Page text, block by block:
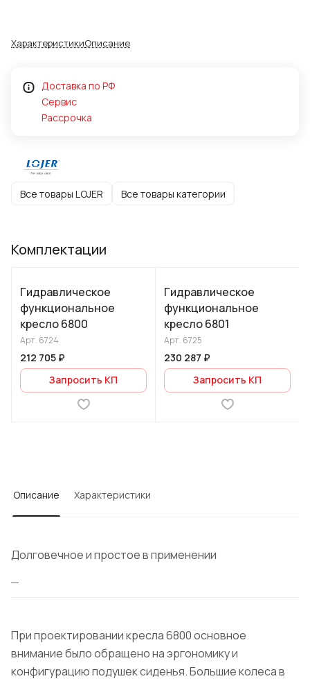
ХарактеристикиОписание
Доставка по РФ
Сервис
Рассрочка
Все товары LOJER Все товары категории
Комплектации
Гидравлическое
функциональное
кресло 6800
Арт. 6724
212 705 ₽
Запросить КП
Гидравлическое
функциональное
кресло 6801
Арт. 6725
230 287 ₽
Запросить КП
Описание Характеристики
Долговечное и простое в применении
При проектировании кресла 6800 основное
внимание было обращено на эргономику и
конфигурацию подушек сиденья. Большие колеса в